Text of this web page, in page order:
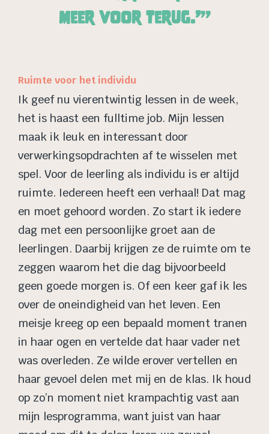
meer voor terug.’
Ruimte voor het individu
Ik geef nu vierentwintig lessen in de week,
het is haast een fulltime job. Mijn lessen
maak ik leuk en interessant door
verwerkingsopdrachten af te wisselen met
spel. Voor de leerling als individu is er altijd
ruimte. Iedereen heeft een verhaal! Dat mag
en moet gehoord worden. Zo start ik iedere
dag met een persoonlijke groet aan de
leerlingen. Daarbij krijgen ze de ruimte om te
zeggen waarom het die dag bijvoorbeeld
geen goede morgen is. Of een keer gaf ik les
over de oneindigheid van het leven. Een
meisje kreeg op een bepaald moment tranen
in haar ogen en vertelde dat haar vader net
was overleden. Ze wilde erover vertellen en
haar gevoel delen met mij en de klas. Ik houd
op zo’n moment niet krampachtig vast aan
mijn lesprogramma, want juist van haar